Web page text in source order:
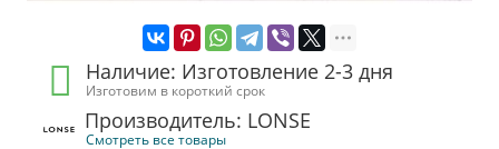
Наличие: Изготовление 2-3 дня
Изготовим в короткий срок
Производитель: LONSE
Смотреть все товары